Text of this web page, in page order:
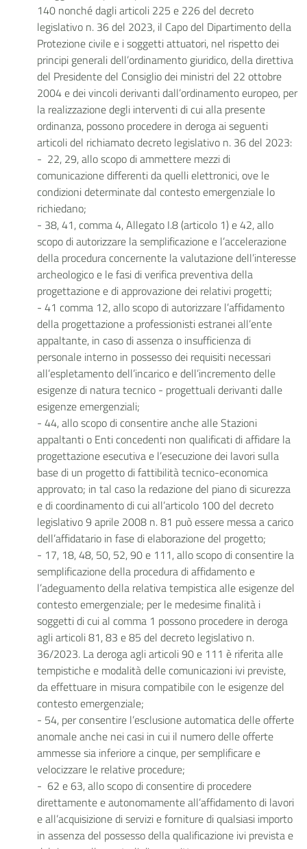
140 nonché dagli articoli 225 e 226 del decreto
legislativo n. 36 del 2023, il Capo del Dipartimento della
Protezione civile e i soggetti attuatori, nel rispetto dei
principi generali dell’ordinamento giuridico, della direttiva
del Presidente del Consiglio dei ministri del 22 ottobre
2004 e dei vincoli derivanti dall’ordinamento europeo, per
la realizzazione degli interventi di cui alla presente
ordinanza, possono procedere in deroga ai seguenti
articoli del richiamato decreto legislativo n. 36 del 2023:
- 22, 29, allo scopo di ammettere mezzi di
comunicazione differenti da quelli elettronici, ove le
condizioni determinate dal contesto emergenziale lo
richiedano;
- 38, 41, comma 4, Allegato I.8 (articolo 1) e 42, allo
scopo di autorizzare la semplificazione e l’accelerazione
della procedura concernente la valutazione dell’interesse
archeologico e le fasi di verifica preventiva della
progettazione e di approvazione dei relativi progetti;
- 41 comma 12, allo scopo di autorizzare l’affidamento
della progettazione a professionisti estranei all’ente
appaltante, in caso di assenza o insufficienza di
personale interno in possesso dei requisiti necessari
all’espletamento dell’incarico e dell’incremento delle
esigenze di natura tecnico - progettuali derivanti dalle
esigenze emergenziali;
- 44, allo scopo di consentire anche alle Stazioni
appaltanti o Enti concedenti non qualificati di affidare la
progettazione esecutiva e l’esecuzione dei lavori sulla
base di un progetto di fattibilità tecnico-economica
approvato; in tal caso la redazione del piano di sicurezza
e di coordinamento di cui all’articolo 100 del decreto
legislativo 9 aprile 2008 n. 81 può essere messa a carico
dell’affidatario in fase di elaborazione del progetto;
- 17, 18, 48, 50, 52, 90 e 111, allo scopo di consentire la
semplificazione della procedura di affidamento e
l’adeguamento della relativa tempistica alle esigenze del
contesto emergenziale; per le medesime finalità i
soggetti di cui al comma 1 possono procedere in deroga
agli articoli 81, 83 e 85 del decreto legislativo n.
36/2023. La deroga agli articoli 90 e 111 è riferita alle
tempistiche e modalità delle comunicazioni ivi previste,
da effettuare in misura compatibile con le esigenze del
contesto emergenziale;
- 54, per consentire l’esclusione automatica delle offerte
anomale anche nei casi in cui il numero delle offerte
ammesse sia inferiore a cinque, per semplificare e
velocizzare le relative procedure;
- 62 e 63, allo scopo di consentire di procedere
direttamente e autonomamente all’affidamento di lavori
e all’acquisizione di servizi e forniture di qualsiasi importo
in assenza del possesso della qualificazione ivi prevista e